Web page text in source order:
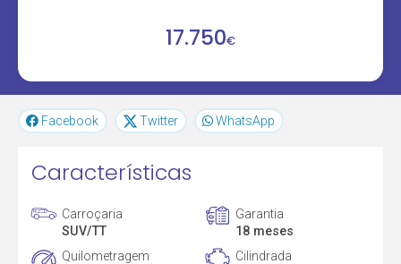
17.750€
Facebook Twitter WhatsApp
Características
Carroçaria
SUV/TT
Garantia
18 meses
Quilometragem
Cilindrada